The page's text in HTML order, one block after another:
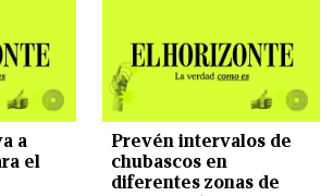
a
el
Prevén intervalos de
chubascos en
diferentes zonas de